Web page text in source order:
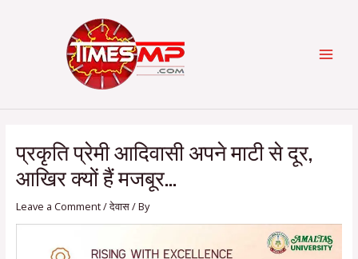
प्रकृति प्रेमी आदिवासी अपने माटी से दूर,
आखिर क्यों हैं मजबूर…
Leave a Comment/देवास/ By
navigation